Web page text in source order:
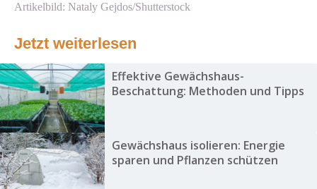
Artikelbild: Nataly Gejdos/Shutterstock
Jetzt weiterlesen
Effektive Gewächshaus-
Beschattung: Methoden und Tipps
Gewächshaus isolieren: Energie
sparen und Pflanzen schützen